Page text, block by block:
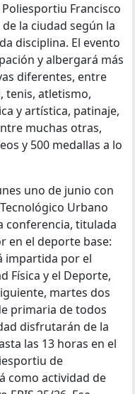
Francisco
la ciudad según la
disciplina. El evento
y albergará más
diferentes, entre
tenis, atletismo,
y artística, patinaje,
muchas otras,
y 500 medallas a lo
uno de junio con
Urbano
conferencia, titulada
en el deporte base:
impartida por el
Física y el Deporte,
martes dos
primaria de todos
disfrutarán de la
las 13 horas en el
de
como actividad de